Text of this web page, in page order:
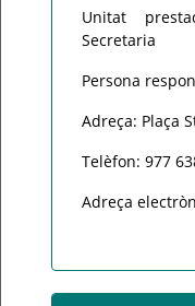
Unitat
Secretaria
Persona
Adreça: Plaça
Telèfon: 977
Adreça